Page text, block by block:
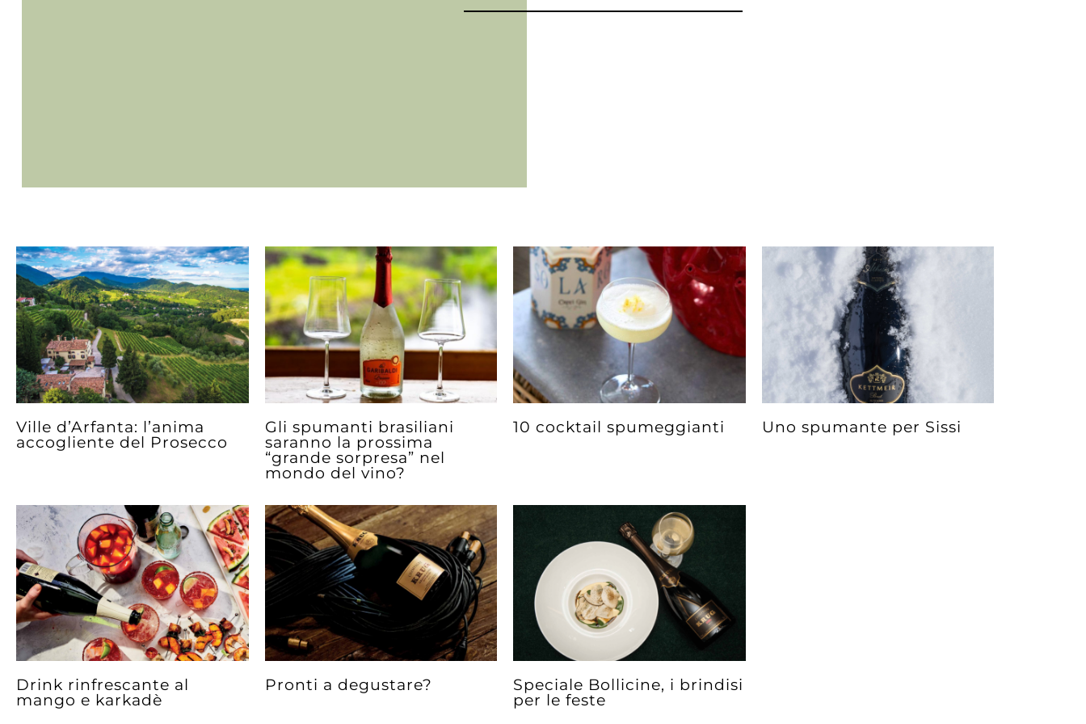
Ville d’Arfanta: l’anima
accogliente del Prosecco
Gli spumanti brasiliani
saranno la prossima
“grande sorpresa” nel
mondo del vino?
10 cocktail spumeggianti Uno spumante per Sissi
Drink rinfrescante al
mango e karkadè
Pronti a degustare? Speciale Bollicine, i brindisi
per le feste